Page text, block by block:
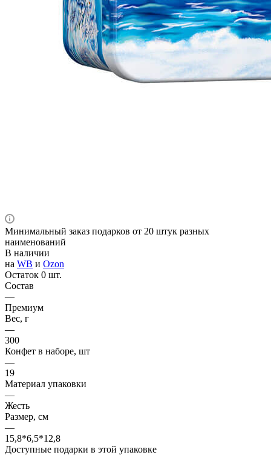
Минимальный заказ подарков от 20 штук разных
наименований
В наличии
на WB и Ozon
Остаток 0 шт.
Состав
—
Премиум
Вес, г
—
300
Конфет в наборе, шт
—
19
Материал упаковки
—
Жесть
Размер, см
—
15,8*6,5*12,8
Доступные подарки в этой упаковке